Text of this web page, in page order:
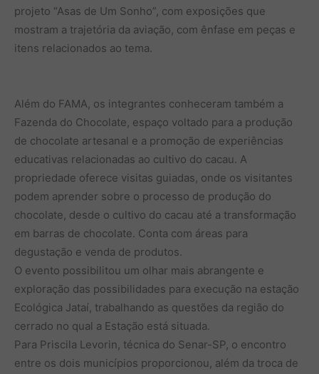
projeto “Asas de Um Sonho”, com exposições que
mostram a trajetória da aviação, com ênfase em peças e
itens relacionados ao tema.
Além do FAMA, os integrantes conheceram também a
Fazenda do Chocolate, espaço voltado para a produção
de chocolate artesanal e a promoção de experiências
educativas relacionadas ao cultivo do cacau. A
propriedade oferece visitas guiadas, onde os visitantes
podem aprender sobre o processo de produção do
chocolate, desde o cultivo do cacau até a transformação
em barras de chocolate. Conta com áreas para
degustação e venda de produtos.
O evento possibilitou um olhar mais abrangente e
exploração das possibilidades para execução na estação
Ecológica Jataí, trabalhando as questões da região do
cerrado no qual a Estação está situada.
Para Priscila Levorin, técnica do Senar-SP, o encontro
entre os dois municípios proporcionou, além da troca de